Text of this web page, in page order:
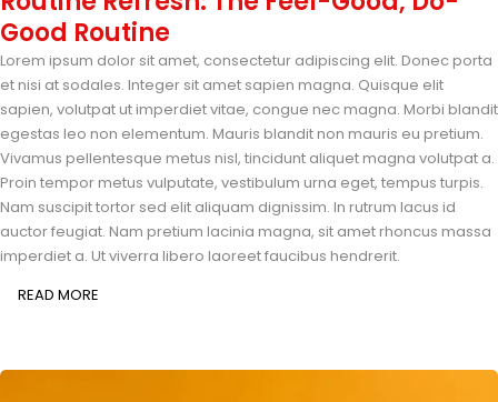
Good Routine
Lorem ipsum dolor sit amet, consectetur adipiscing elit. Donec porta
et nisi at sodales. Integer sit amet sapien magna. Quisque elit
sapien, volutpat ut imperdiet vitae, congue nec magna. Morbi blandit
egestas leo non elementum. Mauris blandit non mauris eu pretium.
Vivamus pellentesque metus nisl, tincidunt aliquet magna volutpat a.
Proin tempor metus vulputate, vestibulum urna eget, tempus turpis.
Nam suscipit tortor sed elit aliquam dignissim. In rutrum lacus id
auctor feugiat. Nam pretium lacinia magna, sit amet rhoncus massa
imperdiet a. Ut viverra libero laoreet faucibus hendrerit.
READ MORE